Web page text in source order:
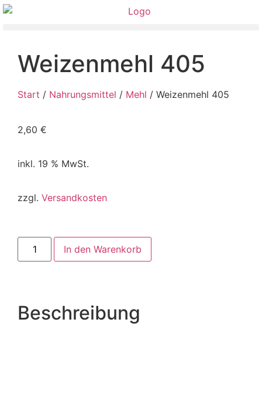
Weizenmehl 405
Start / Nahrungsmittel / Mehl / Weizenmehl 405
2,60 €
inkl. 19 % MwSt.
zzgl. Versandkosten
In den Warenkorb
Beschreibung